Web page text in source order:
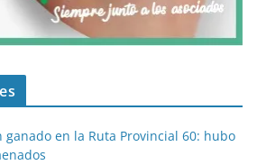
ganado en la Ruta Provincial 60: hubo